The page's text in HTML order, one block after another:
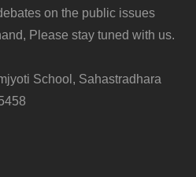
on the public issues
Please stay tuned with us.
School, Sahastradhara